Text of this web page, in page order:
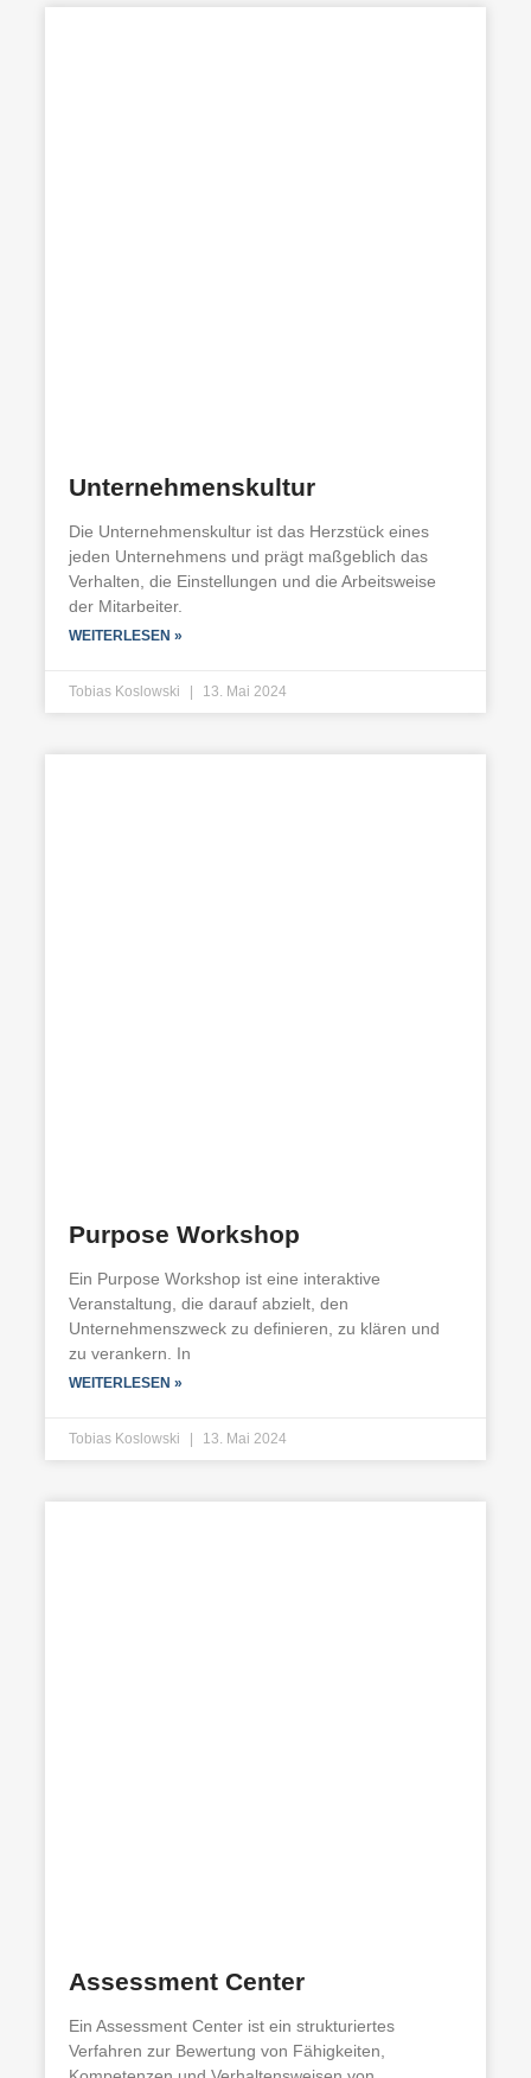
Unternehmenskultur
Die Unternehmenskultur ist das Herzstück eines
jeden Unternehmens und prägt maßgeblich das
Verhalten, die Einstellungen und die Arbeitsweise
der Mitarbeiter.
WEITERLESEN »
Tobias Koslowski 13. Mai 2024
Purpose Workshop
Ein Purpose Workshop ist eine interaktive
Veranstaltung, die darauf abzielt, den
Unternehmenszweck zu definieren, zu klären und
zu verankern. In
WEITERLESEN »
Tobias Koslowski 13. Mai 2024
Assessment Center
Ein Assessment Center ist ein strukturiertes
Verfahren zur Bewertung von Fähigkeiten,